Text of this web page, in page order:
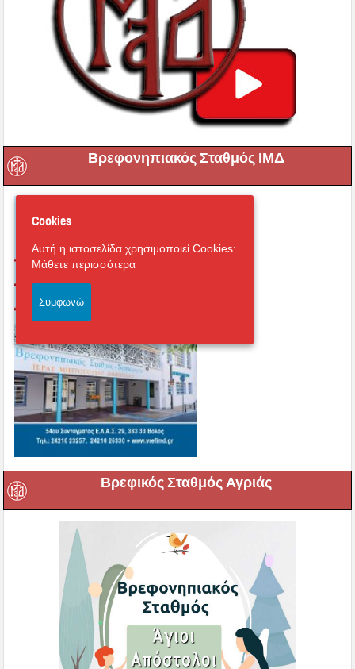
Βρεφονηπιακός Σταθμός ΙΜΔ
Βρεφικός Σταθμός Αγριάς
Cookies
Αυτή η ιστοσελίδα χρησιμοποιεί Cookies:
Μάθετε περισσότερα
Συμφωνώ